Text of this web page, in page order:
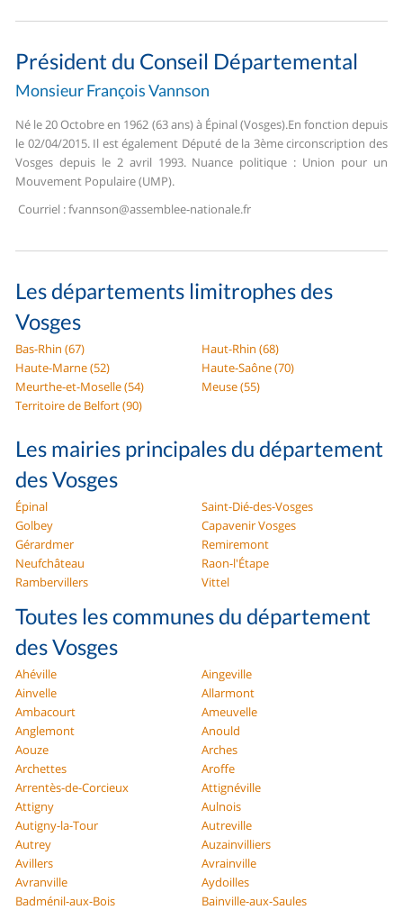
Président du Conseil Départemental
Monsieur François Vannson
Né le 20 Octobre en 1962 (63 ans) à Épinal (Vosges).En fonction depuis
le 02/04/2015. Il est également Député de la 3ème circonscription des
Vosges depuis le 2 avril 1993. Nuance politique : Union pour un
Mouvement Populaire (UMP).
Courriel :fvannson@assemblee-nationale.fr
Les départements limitrophes des
Vosges
Bas-Rhin (67)
Haut-Rhin (68)
Haute-Marne (52)
Haute-Saône (70)
Meurthe-et-Moselle (54)
Meuse (55)
Territoire de Belfort (90)
Les mairies principales du département
des Vosges
Épinal
Saint-Dié-des-Vosges
Golbey
Capavenir Vosges
Gérardmer
Remiremont
Neufchâteau
Raon-l'Étape
Rambervillers
Vittel
Toutes les communes du département
des Vosges
Ahéville
Aingeville
Ainvelle
Allarmont
Ambacourt
Ameuvelle
Anglemont
Anould
Aouze
Arches
Archettes
Aroffe
Arrentès-de-Corcieux
Attignéville
Attigny
Aulnois
Autigny-la-Tour
Autreville
Autrey
Auzainvilliers
Avillers
Avrainville
Avranville
Aydoilles
Badménil-aux-Bois
Bainville-aux-Saules